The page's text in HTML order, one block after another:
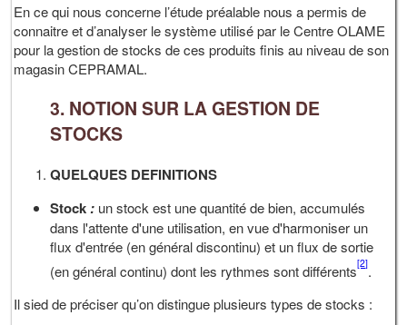
En ce qui nous concerne l’étude préalable nous a permis de
connaitre et d’analyser le système utilisé par le Centre OLAME
pour la gestion de stocks de ces produits finis au niveau de son
magasin CEPRAMAL.
3. NOTION SUR LA GESTION DE
STOCKS
QUELQUES DEFINITIONS
Stock: un stock est une quantité de bien, accumulés
dans l'attente d'une utilisation, en vue d'harmoniser un
flux d'entrée (en général discontinu) et un flux de sortie
(en général continu) dont les rythmes sont différents[2].
Il sied de préciser qu’on distingue plusieurs types de stocks :